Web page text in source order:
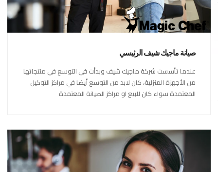
صيانة ماجيك شيف الرئيسي
عندما تأسست شركة ماجيك شيف وبدأت في التوسع في منتجاتها
من الأجهزة المنزلية، كان لابد من التوسع أيضا في مراكز التوكيل
المعتمدة سواء كان للبيع او مراكز الصيانة المعتمدة